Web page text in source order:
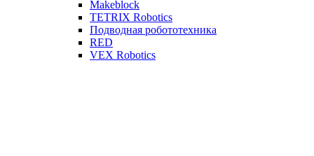
Makeblock
TETRIX Robotics
Подводная робототехника
RED
VEX Robotics